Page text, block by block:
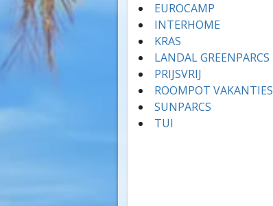
EUROCAMP
INTERHOME
KRAS
LANDAL GREENPARCS
PRIJSVRIJ
ROOMPOT VAKANTIES
SUNPARCS
TUI